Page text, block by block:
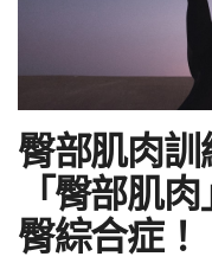
臀部肌肉
「臀部肌
臀綜合症！